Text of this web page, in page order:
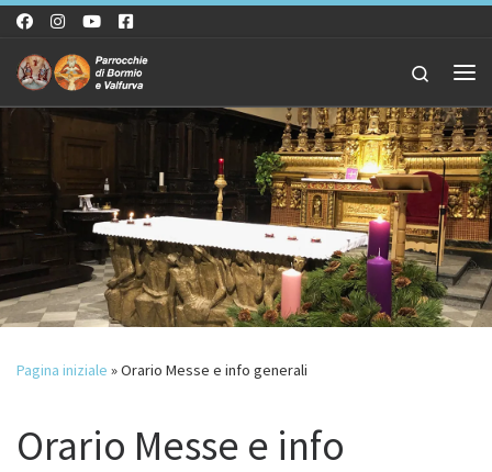
Passa al contenuto
Search
Pagina iniziale »Orario Messe e info generali
Orario Messe e info